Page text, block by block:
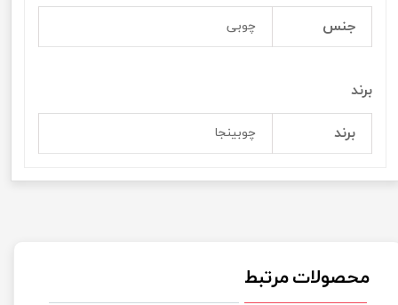
جنس چوبی
برند
برند چوبینجا
محصولات مرتبط